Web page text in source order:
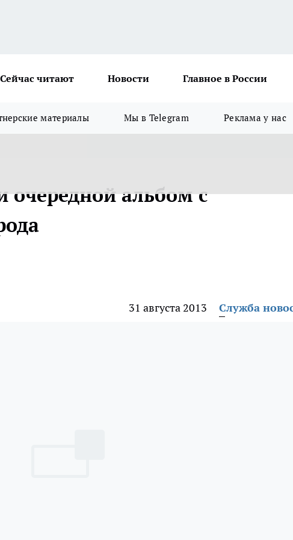
Сейчас читают Новости Главное в России
материалы Мы в Telegram Реклама у нас
очередной альбом с
31 августа 2013 Служба